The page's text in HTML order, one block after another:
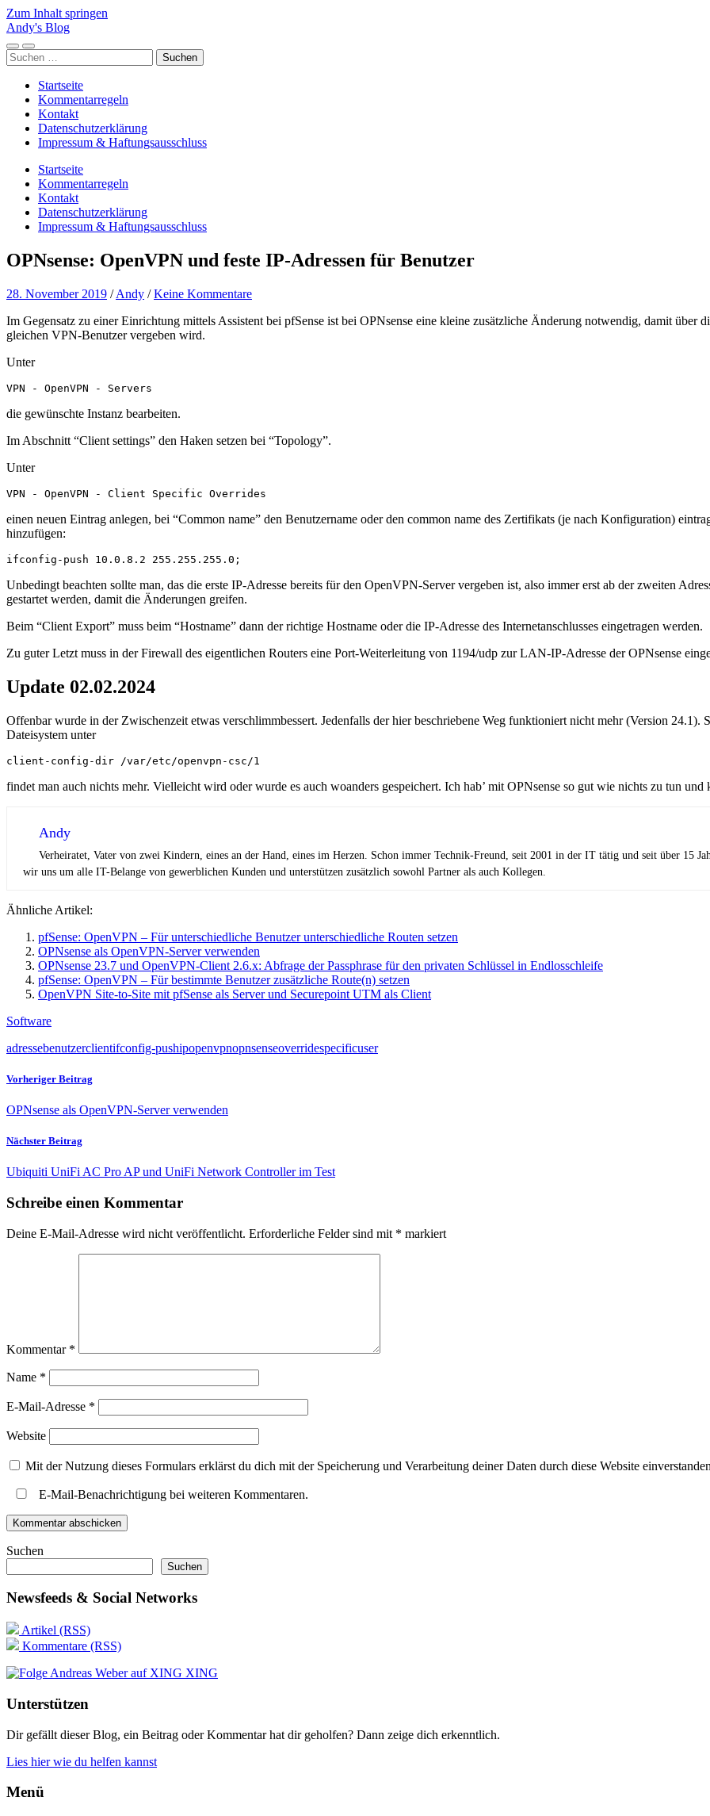
Zum Inhalt springen
Andy's Blog
Mobile-
Menü
Suchfeld
ein-/ausblenden
Suchen
nach:
Startseite
Kommentarregeln
Kontakt
Datenschutzerklärung
Impressum & Haftungsausschluss
Startseite
Kommentarregeln
Kontakt
Datenschutzerklärung
Impressum & Haftungsausschluss
OPNsense: OpenVPN und feste IP-Adressen für Benutzer
28. November 2019 /Andy /Keine Kommentare
Im Gegensatz zu einer Einrichtung mittels Assistent bei pfSense ist bei OPNsense eine kleine zusätzliche Änderung notwendig, damit über
gleichen VPN-Benutzer vergeben wird.
Unter
VPN - OpenVPN - Servers
die gewünschte Instanz bearbeiten.
Im Abschnitt “Client settings” den Haken setzen bei “Topology”.
Unter
VPN - OpenVPN - Client Specific Overrides
einen neuen Eintrag anlegen, bei “Common name” den Benutzername oder den common name des Zertifikats (je nach Konfiguration)
hinzufügen:
ifconfig-push 10.0.8.2 255.255.255.0;
Unbedingt beachten sollte man, das die erste IP-Adresse bereits für den OpenVPN-Server vergeben ist, also immer erst ab der zweiten
gestartet werden, damit die Änderungen greifen.
Beim “Client Export” muss beim “Hostname” dann der richtige Hostname oder die IP-Adresse des Internetanschlusses eingetragen werden.
Zu guter Letzt muss in der Firewall des eigentlichen Routers eine Port-Weiterleitung von 1194/udp zur LAN-IP-Adresse der OPNsense
Update 02.02.2024
Offenbar wurde in der Zwischenzeit etwas verschlimmbessert. Jedenfalls der hier beschriebene Weg funktioniert nicht mehr (Version
Dateisystem unter
client-config-dir /var/etc/openvpn-csc/1
findet man auch nichts mehr. Vielleicht wird oder wurde es auch woanders gespeichert. Ich hab’ mit OPNsense so gut wie nichts zu tun
Andy
Verheiratet, Vater von zwei Kindern, eines an der Hand, eines im Herzen. Schon immer Technik-Freund, seit 2001 in der IT tätig und seit über 15
wir uns um alle IT-Belange von gewerblichen Kunden und unterstützen zusätzlich sowohl Partner als auch Kollegen.
Ähnliche Artikel:
pfSense: OpenVPN – Für unterschiedliche Benutzer unterschiedliche Routen setzen
OPNsense als OpenVPN-Server verwenden
OPNsense 23.7 und OpenVPN-Client 2.6.x: Abfrage der Passphrase für den privaten Schlüssel in Endlosschleife
pfSense: OpenVPN – Für bestimmte Benutzer zusätzliche Route(n) setzen
OpenVPN Site-to-Site mit pfSense als Server und Securepoint UTM als Client
Software
adressebenutzerclientifconfig-pushipopenvpnopnsenseoverridespecificuser
Vorheriger Beitrag
OPNsense als OpenVPN-Server verwenden
Nächster Beitrag
Ubiquiti UniFi AC Pro AP und UniFi Network Controller im Test
Schreibe einen Kommentar
Deine E-Mail-Adresse wird nicht veröffentlicht. Erforderliche Felder sind mit * markiert
Kommentar *
Name *
E-Mail-Adresse *
Website
Mit der Nutzung dieses Formulars erklärst du dich mit der Speicherung und Verarbeitung deiner Daten durch diese Website
E-Mail-Benachrichtigung bei weiteren Kommentaren.
Suchen
Suchen
Newsfeeds & Social Networks
Artikel (RSS)
Kommentare (RSS)
XING
Unterstützen
Dir gefällt dieser Blog, ein Beitrag oder Kommentar hat dir geholfen? Dann zeige dich erkenntlich.
Lies hier wie du helfen kannst
Menü